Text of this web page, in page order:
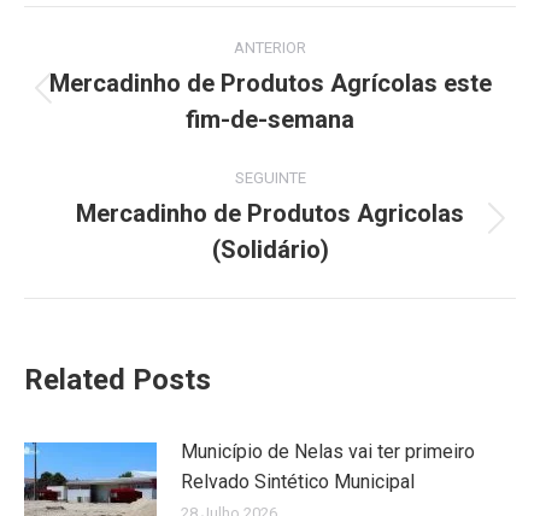
navigation
ANTERIOR
post:
Mercadinho de Produtos Agrícolas este
fim-de-semana
SEGUINTE
post:
Mercadinho de Produtos Agricolas
(Solidário)
Related Posts
Município de Nelas vai ter primeiro
Relvado Sintético Municipal